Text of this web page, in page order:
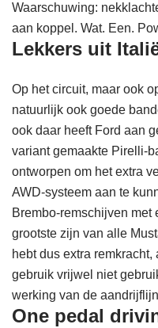
Waarschuwing:
aan koppel. Wat. Een.
Lekkers uit
Op het circuit, maar ook
natuurlijk ook goede
ook daar heeft Ford aan
variant gemaakte Pirelli-
ontworpen om het extra
AWD-systeem aan te
Brembo-remschijven met
grootste zijn van alle
hebt dus extra
gebruik vrijwel niet
werking van de
One pedal